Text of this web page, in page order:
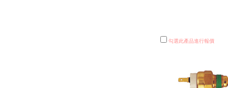
勾選此產品進行報價